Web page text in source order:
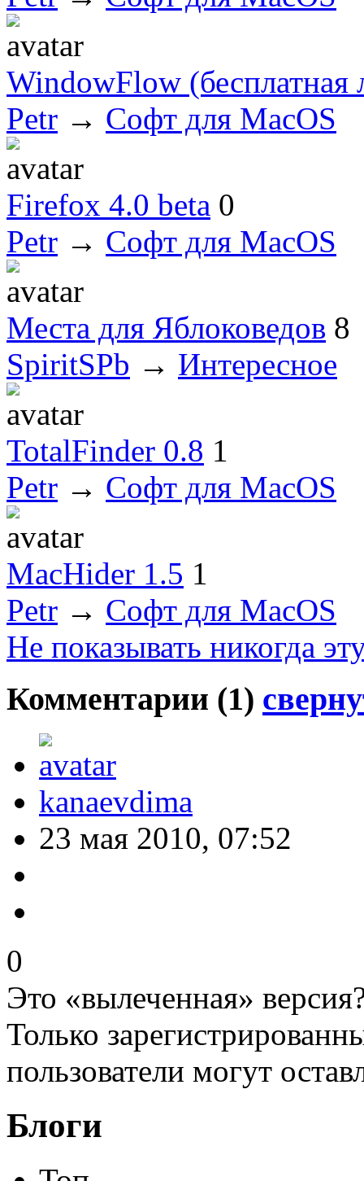
WindowFlow (бесплатная
Petr → Софт для MacOS
Firefox 4.0 beta 0
Petr → Софт для MacOS
Места для Яблоковедов 8
SpiritSPb → Интересное
TotalFinder 0.8 1
Petr → Софт для MacOS
MacHider 1.5 1
Petr → Софт для MacOS
Не показывать никогда
Комментарии (1)
kanaevdima
23 мая 2010, 07:52
0
Это «вылеченная»
Только
пользователи могут
Блоги